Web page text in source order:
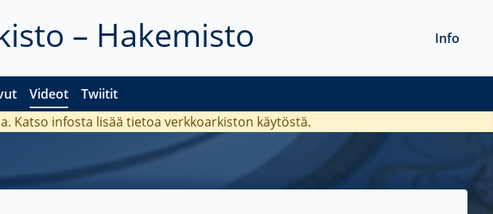
– Hakemisto
Videot Twiitit
Info
Katso infosta lisää tietoa verkkoarkiston käytöstä.